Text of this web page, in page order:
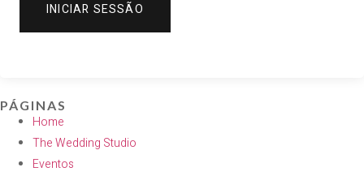
INICIAR SESSÃO
PÁGINAS
Home
The Wedding Studio
Eventos